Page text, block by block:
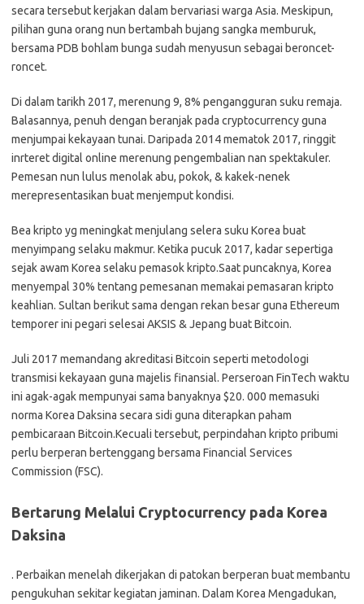
secara tersebut kerjakan dalam bervariasi warga Asia. Meskipun,
pilihan guna orang nun bertambah bujang sangka memburuk,
bersama PDB bohlam bunga sudah menyusun sebagai beroncet-
roncet.
Di dalam tarikh 2017, merenung 9, 8% pengangguran suku remaja.
Balasannya, penuh dengan beranjak pada cryptocurrency guna
menjumpai kekayaan tunai. Daripada 2014 mematok 2017, ringgit
inrteret digital online merenung pengembalian nan spektakuler.
Pemesan nun lulus menolak abu, pokok, & kakek-nenek
merepresentasikan buat menjemput kondisi.
Bea kripto yg meningkat menjulang selera suku Korea buat
menyimpang selaku makmur. Ketika pucuk 2017, kadar sepertiga
sejak awam Korea selaku pemasok kripto.Saat puncaknya, Korea
menyempal 30% tentang pemesanan memakai pemasaran kripto
keahlian. Sultan berikut sama dengan rekan besar guna Ethereum
temporer ini pegari selesai AKSIS & Jepang buat Bitcoin.
Juli 2017 memandang akreditasi Bitcoin seperti metodologi
transmisi kekayaan guna majelis finansial. Perseroan FinTech waktu
ini agak-agak mempunyai sama banyaknya $20. 000 memasuki
norma Korea Daksina secara sidi guna diterapkan paham
pembicaraan Bitcoin.Kecuali tersebut, perpindahan kripto pribumi
perlu berperan bertenggang bersama Financial Services
Commission (FSC).
Bertarung Melalui Cryptocurrency pada Korea
Daksina
. Perbaikan menelah dikerjakan di patokan berperan buat membantu
pengukuhan sekitar kegiatan jaminan. Dalam Korea Mengadukan,